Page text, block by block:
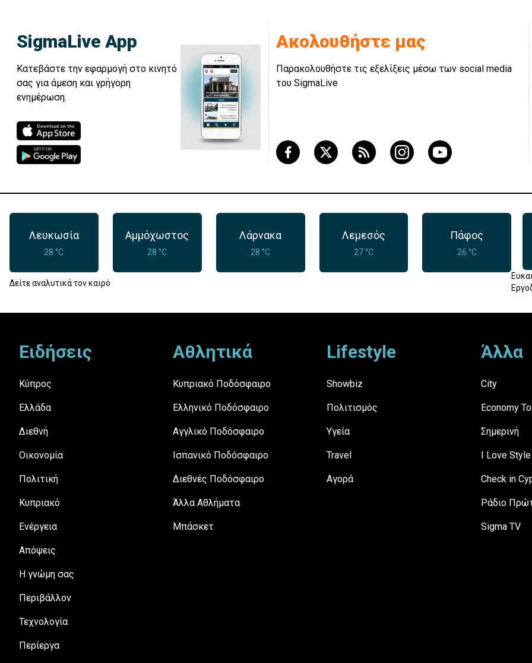
SigmaLive App
Κατεβάστε την εφαρμογή στο κινητό
σας για άμεση και γρήγορη
ενημέρωση.
Ακολουθήστε μας
Παρακολουθήστε τις εξελίξεις μέσω των social media
του SigmaLive
Λευκωσία
28 °C
Αμμόχωστος
28 °C
Λάρνακα
28 °C
Λεμεσός
27 °C
Πάφος
26 °C
Δείτε αναλυτικά τον καιρό
Ειδήσεις
Κύπρος
Ελλάδα
Διεθνή
Οικονομία
Πολιτική
Κυπριακό
Ενέργεια
Απόψεις
H γνώμη σας
Περιβάλλον
Τεχνολογία
Περίεργα
Αθλητικά
Κυπριακό Ποδόσφαιρο
Ελληνικό Ποδόσφαιρο
Αγγλικό Ποδόσφαιρο
Ισπανικό Ποδόσφαιρο
Διεθνές Ποδόσφαιρο
Άλλα Αθλήματα
Μπάσκετ
Lifestyle
Showbiz
Πολιτισμός
Υγεία
Travel
Αγορά
Άλλα
City
Economy
Σημερινή
I Love Style
Check in
Ράδιο
Sigma TV